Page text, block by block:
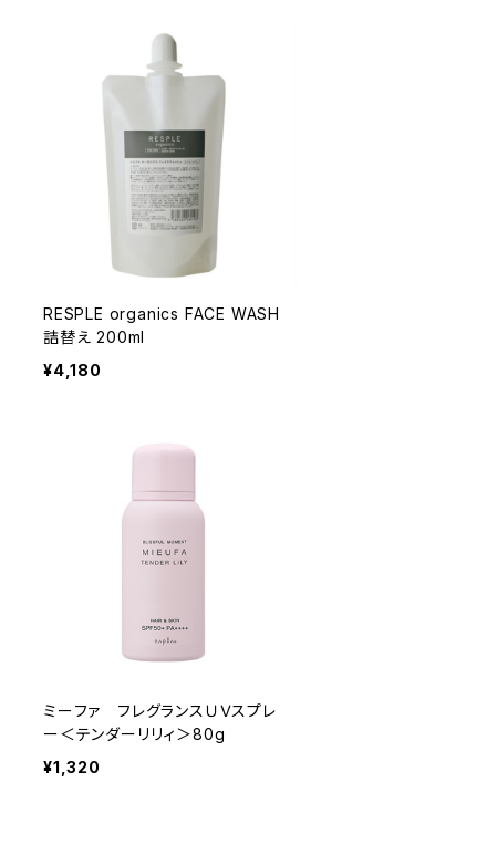
RESPLE organics FACE WASH
詰替え 200ml
¥4,180
ミーファ フレグランスＵＶスプレ
ー＜テンダーリリィ＞80g
¥1,320